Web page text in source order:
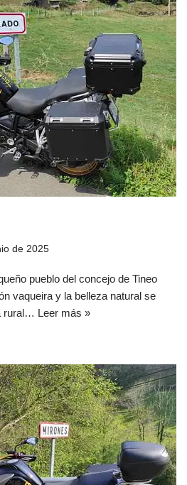
de 2025
pueblo del concejo de Tineo
vaqueira y la belleza natural se
rural… Leer más »